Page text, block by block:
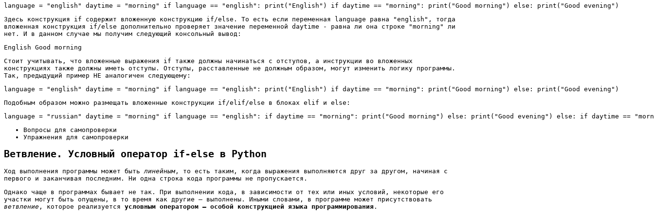
language = "english" daytime = "morning" if language == "english": print("English") if daytime == "morning": print("Good morning") else: print("Good evening")
Здесь конструкция if содержит вложенную конструкцию if/else. То есть если переменная language равна "english", тогда
вложенная конструкция if/else дополнительно проверяет значение переменной daytime - равна ли она строке "morning" ли
нет. И в данном случае мы получим следующий консольный вывод:
English Good morning
Стоит учитывать, что вложенные выражения if также должны начинаться с отступов, а инструкции во вложенных
конструкциях также должны иметь отступы. Отступы, расставленные не должным образом, могут изменить логику программы.
Так, предыдущий пример НЕ аналогичен следующему:
language = "english" daytime = "morning" if language == "english": print("English") if daytime == "morning": print("Good morning") else: print("Good evening")
Подобным образом можно размещать вложенные конструкции if/elif/else в блоках elif и else:
language = "russian" daytime = "morning" if language == "english": if daytime == "morning": print("Good morning") else: print("Good evening") else: if daytime ==
Вопросы для самопроверки
Упражнения для самопроверки
Ветвление. Условный оператор if-else в Python
Ход выполнения программы может бытьлинейным , то есть таким, когда выражения выполняются друг за другом, начиная с
первого и заканчивая последним. Ни одна строка кода программы не пропускается.
Однако чаще в программах бывает не так. При выполнении кода, в зависимости от тех или иных условий, некоторые его
участки могут быть опущены, в то время как другие – выполнены. Иными словами, в программе может присутствовать
ветвление , которое реализуется условным оператором – особой конструкцией языка программирования .